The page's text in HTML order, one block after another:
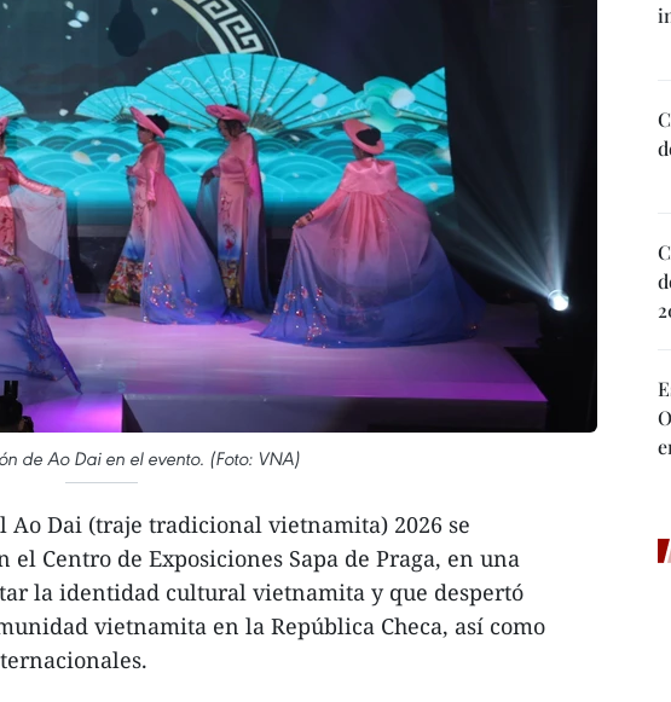
de Ao Dai en el evento. (Foto: VNA)
Ao Dai (traje tradicional vietnamita) 2026 se
el Centro de Exposiciones Sapa de Praga, en una
la identidad cultural vietnamita y que despertó
vietnamita en la República Checa, así como